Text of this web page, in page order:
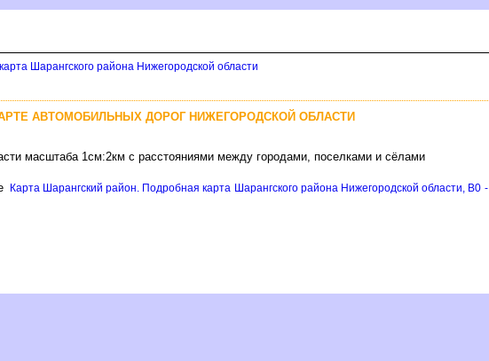
Шарангского района Нижегородской области
АВТОМОБИЛЬНЫХ ДОРОГ НИЖЕГОРОДСКОЙ ОБЛАСТИ
масштаба 1см:2км с расстояниями между городами, поселками и сёлами
Карта Шарангский район. Подробная карта Шарангского района Нижегородской области, B0 -